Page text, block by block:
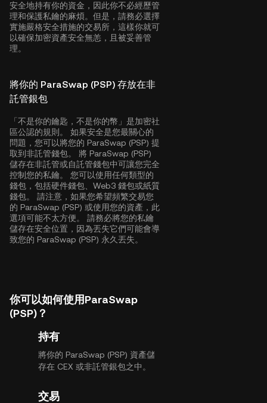
安全地持有你的資金，因此你不必經歷管
理和保護私鑰的麻煩。但是，請務必選擇
實施嚴格安全措施的交易所，這樣你就可
以確保加密資產安全無恙，且被妥善管
理。
將你的 ParaSwap (PSP) 存放在非
託管銀包
「不是你的鑰匙，不是你的幣」是加密社
區公認的規則。 如果安全是您最關心的
問題，您可以將您的 ParaSwap (PSP) 提
取到非託管錢包。 將 ParaSwap (PSP)
儲存在非託管或自託管錢包中可讓您完全
控制您的私鑰。 您可以使用任何類型的
錢包，包括硬件錢包、Web3 錢包或紙質
錢包。 請注意，如果您希望頻繁交易您
的 ParaSwap (PSP) 或使用您的資產，此
選項可能不太方便。 請務必將您的私鑰
儲存在安全位置，因為丟失它們可能會導
致您的 ParaSwap (PSP) 永久丟失。
你可以如何使用ParaSwap
(PSP)？
持有
將你的 ParaSwap (PSP) 資產儲
存在 CEX 或非託管銀包之中。
交易